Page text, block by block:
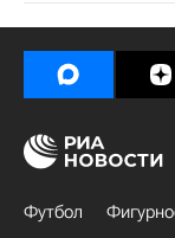
Футбол